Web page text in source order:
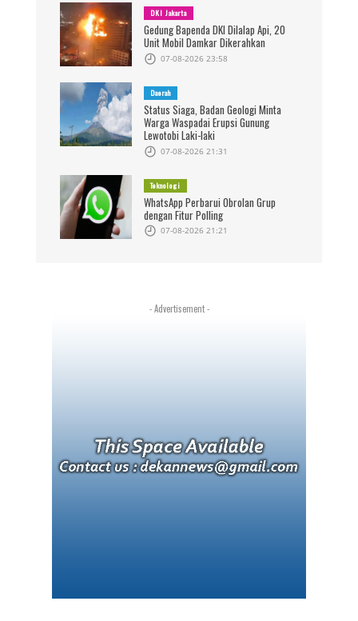
DKI Jakarta
Gedung Bapenda DKI Dilalap Api, 20
Unit Mobil Damkar Dikerahkan
07-08-2026 23:58
Daerah
Status Siaga, Badan Geologi Minta
Warga Waspadai Erupsi Gunung
Lewotobi Laki-laki
07-08-2026 21:31
Teknologi
WhatsApp Perbarui Obrolan Grup
dengan Fitur Polling
07-08-2026 21:21
- Advertisement -